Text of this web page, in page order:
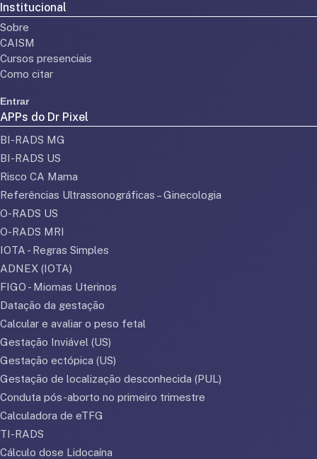
Institucional
Sobre
CAISM
Cursos presenciais
Como citar
Entrar
APPs do Dr Pixel
BI-RADS MG
BI-RADS US
Risco CA Mama
Referências Ultrassonográficas – Ginecologia
O-RADS US
O-RADS MRI
IOTA - Regras Simples
ADNEX (IOTA)
FIGO - Miomas Uterinos
Datação da gestação
Calcular e avaliar o peso fetal
Gestação Inviável (US)
Gestação ectópica (US)
Gestação de localização desconhecida (PUL)
Conduta pós-aborto no primeiro trimestre
Calculadora de eTFG
TI-RADS
Cálculo dose Lidocaína